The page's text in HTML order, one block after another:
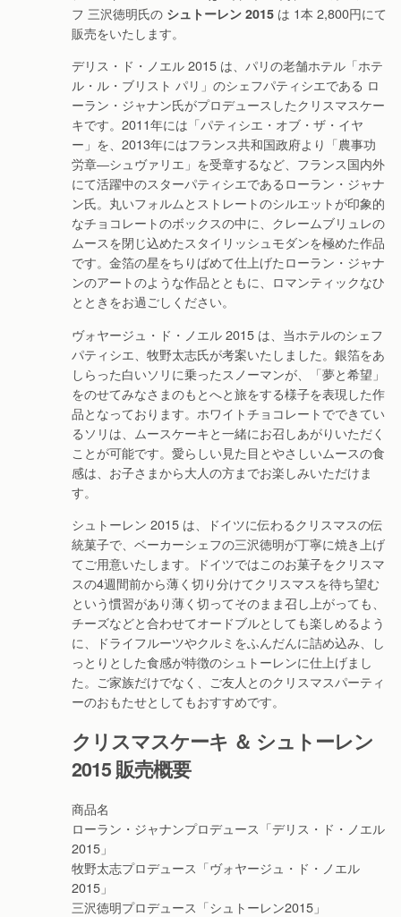
フ 三沢徳明氏の シュトーレン 2015 は 1本 2,800円にて
販売をいたします。
デリス・ド・ノエル 2015 は、パリの老舗ホテル「ホテ
ル・ル・ブリスト パリ」のシェフパティシエである ロ
ーラン・ジャナン氏がプロデュースしたクリスマスケー
キです。2011年には「パティシエ・オブ・ザ・イヤ
ー」を、2013年にはフランス共和国政府より「農事功
労章―シュヴァリエ」を受章するなど、フランス国内外
にて活躍中のスターパティシエであるローラン・ジャナ
ン氏。丸いフォルムとストレートのシルエットが印象的
なチョコレートのボックスの中に、クレームブリュレの
ムースを閉じ込めたスタイリッシュモダンを極めた作品
です。金箔の星をちりばめて仕上げたローラン・ジャナ
ンのアートのような作品とともに、ロマンティックなひ
とときをお過ごしください。
ヴォヤージュ・ド・ノエル 2015 は、当ホテルのシェフ
パティシエ、牧野太志氏が考案いたしました。銀箔をあ
しらった白いソリに乗ったスノーマンが、「夢と希望」
をのせてみなさまのもとへと旅をする様子を表現した作
品となっております。ホワイトチョコレートでできてい
るソリは、ムースケーキと一緒にお召しあがりいただく
ことが可能です。愛らしい見た目とやさしいムースの食
感は、お子さまから大人の方までお楽しみいただけま
す。
シュトーレン 2015 は、ドイツに伝わるクリスマスの伝
統菓子で、ベーカーシェフの三沢徳明が丁寧に焼き上げ
てご用意いたします。ドイツではこのお菓子をクリスマ
スの4週間前から薄く切り分けてクリスマスを待ち望む
という慣習があり薄く切ってそのまま召し上がっても、
チーズなどと合わせてオードブルとしても楽しめるよう
に、ドライフルーツやクルミをふんだんに詰め込み、し
っとりとした食感が特徴のシュトーレンに仕上げまし
た。ご家族だけでなく、ご友人とのクリスマスパーティ
ーのおもたせとしてもおすすめです。
クリスマスケーキ ＆ シュトーレン
2015 販売概要
商品名
ローラン・ジャナンプロデュース「デリス・ド・ノエル
2015」
牧野太志プロデュース「ヴォヤージュ・ド・ノエル
2015」
三沢徳明プロデュース「シュトーレン2015」